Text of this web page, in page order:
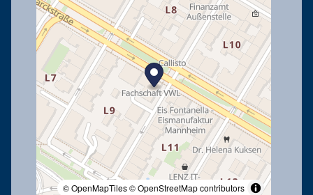
© OpenMapTiles© OpenStreetMap contributors